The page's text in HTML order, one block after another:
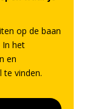
op de baan
In het
en
te vinden.